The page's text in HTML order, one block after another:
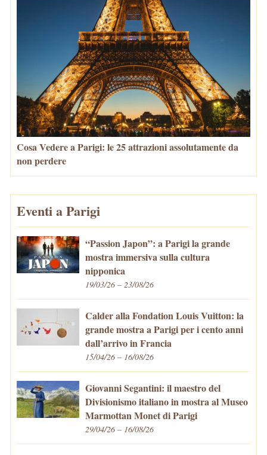
Cosa Vedere a Parigi: le 25 attrazioni assolutamente da
non perdere
Eventi a Parigi
“Passion Japon”: a Parigi la grande
mostra immersiva sulla cultura
nipponica
19/03/26 – 23/08/26
Calder alla Fondation Louis Vuitton: la
grande mostra a Parigi per i cento anni
dall’arrivo in Francia
15/04/26 – 16/08/26
Giovanni Segantini: il maestro del
Divisionismo italiano in mostra al Museo
Marmottan Monet di Parigi
29/04/26 – 16/08/26